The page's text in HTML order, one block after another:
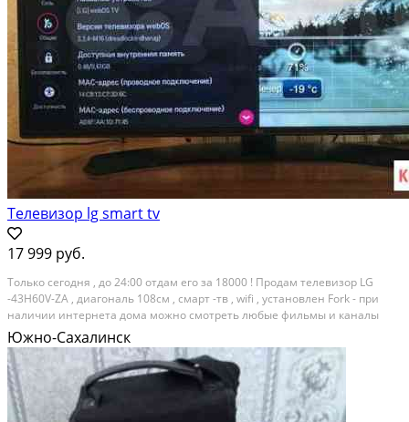
Телевизор lg smart tv
17 999 руб.
Только сегодня , до 24:00 отдам его за 18000 ! Продам телевизор LG
-43H60V-ZA , диагональ 108см , смарт -тв , wifi , установлен Fork - при
наличии интернета дома можно смотреть любые фильмы и каналы
бесплатно ! состояние как новый . звоните/пишите в любое время ! Тип
товара: телевизоры....
Южно-Сахалинск